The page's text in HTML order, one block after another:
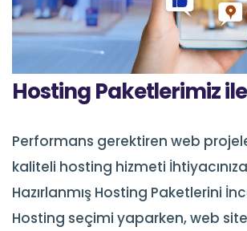
Hosting Paketlerimiz ile
Performans gerektiren web
kaliteli hosting hizmeti
Hazırlanmış Hosting Paketlerini
Hosting seçimi yaparken, web